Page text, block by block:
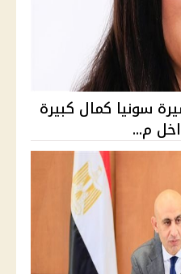
سونيا كمال كبيرة
م...